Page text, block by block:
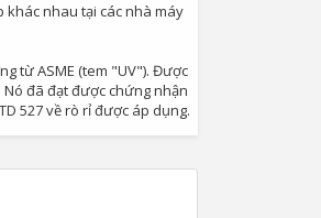
nhau tại các nhà máy
từ ASME (tem "UV"). Được
đã đạt được chứng nhận
527 về rò rỉ được áp dụng.